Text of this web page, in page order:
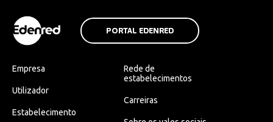
PORTAL EDENRED
Empresa
Utilizador
Estabelecimento
Rede de
estabelecimentos
Carreiras